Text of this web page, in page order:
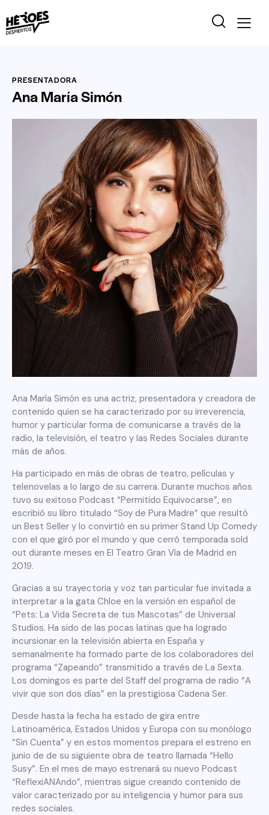
PRESENTADORA
Ana María Simón
Ana María Simón es una actriz, presentadora y creadora de
contenido quien se ha caracterizado por su irreverencia,
humor y particular forma de comunicarse a través de la
radio, la televisión, el teatro y las Redes Sociales durante
más de años.
Ha participado en más de obras de teatro, películas y
telenovelas a lo largo de su carrera. Durante muchos años
tuvo su exitoso Podcast “Permitido Equivocarse”, en
escribió su libro titulado “Soy de Pura Madre” que resultó
un Best Seller y lo convirtió en su primer Stand Up Comedy
con el que giró por el mundo y que cerró temporada sold
out durante meses en El Teatro Gran Vía de Madrid en
2019.
Gracias a su trayectoria y voz tan particular fue invitada a
interpretar a la gata Chloe en la versión en español de
“Pets: La Vida Secreta de tus Mascotas” de Universal
Studios. Ha sido de las pocas latinas que ha logrado
incursionar en la televisión abierta en España y
semanalmente ha formado parte de los colaboradores del
programa “Zapeando” transmitido a través de La Sexta.
Los domingos es parte del Staff del programa de radio “A
vivir que son dos días” en la prestigiosa Cadena Ser.
Desde hasta la fecha ha estado de gira entre
Latinoamérica, Estados Unidos y Europa con su monólogo
“Sin Cuenta” y en estos momentos prepara el estreno en
junio de de su siguiente obra de teatro llamada “Hello
Susy”. En el mes de mayo estrenará su nuevo Podcast
“ReflexiANAndo”, mientras sigue creando contenido de
valor caracterizado por su inteligencia y humor para sus
redes sociales.